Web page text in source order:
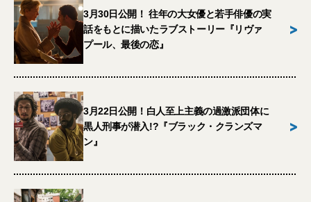
3月30日公開！ 往年の大女優と若手俳優の実
話をもとに描いたラブストーリー『リヴァ
プール、最後の恋』
>
3月22日公開！白人至上主義の過激派団体に
黒人刑事が潜入!?『ブラック・クランズマ
ン』
>